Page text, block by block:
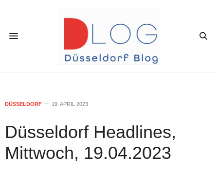
DÜSSELDORF 19. APRIL 2023
Düsseldorf Headlines,
Mittwoch, 19.04.2023